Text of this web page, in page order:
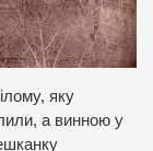
яку
а винною у